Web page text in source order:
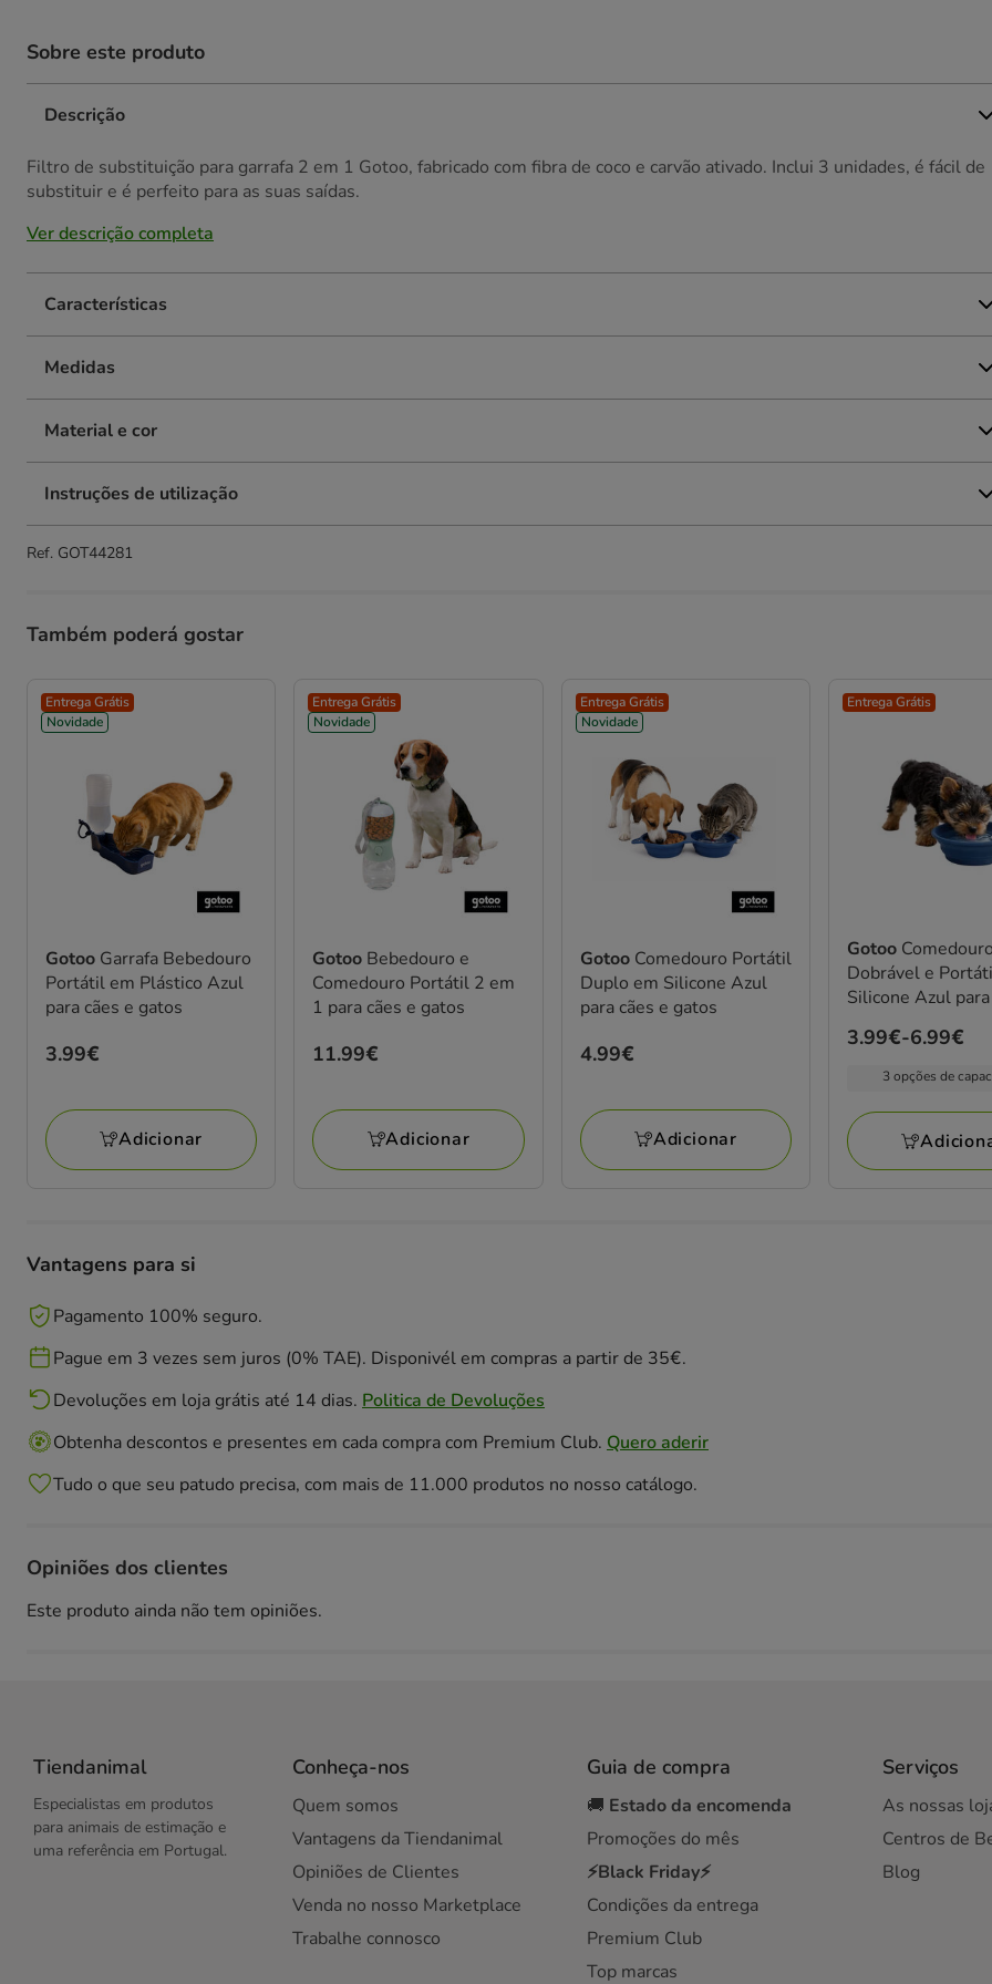
Sobre este produto
Descrição
Filtro de substituição para garrafa 2 em 1 Gotoo, fabricado com fibra de coco e carvão ativado. Inclui 3 unidades, é fácil de
substituir e é perfeito para as suas saídas.
Ver descrição completa
Características
Medidas
Material e cor
Instruções de utilização
Ref. GOT44281
Também poderá gostar
Entrega Grátis
Novidade
Gotoo Garrafa Bebedouro
Portátil em Plástico Azul
para cães e gatos
Preço
3.99€
Adicionar
Entrega Grátis
Novidade
Gotoo Bebedouro e
Comedouro Portátil 2 em
1 para cães e gatos
Preço
11.99€
Adicionar
Entrega Grátis
Novidade
Gotoo Comedouro Portátil
Duplo em Silicone Azul
para cães e gatos
Preço
4.99€
Adicionar
Entrega Grátis
Gotoo Comedouro
Dobrável e
Silicone Azul para
Preço
a
6.99€
3.99€-6.99€
3 opções de
Vantagens para si
Pagamento 100% seguro.
Pague em 3 vezes sem juros (0% TAE). Disponivél em compras a partir de 35€.
Devoluções em loja grátis até 14 dias. Politica de Devoluções
Obtenha descontos e presentes em cada compra com Premium Club. Quero aderir
Tudo o que seu patudo precisa, com mais de 11.000 produtos no nosso catálogo.
Opiniões dos clientes
Este produto ainda não tem opiniões.
Tiendanimal
Especialistas em produtos
para animais de estimação e
uma referência em Portugal.
Conheça-nos
Quem somos
Vantagens da Tiendanimal
Opiniões de Clientes
Venda no nosso Marketplace
Trabalhe connosco
Guia de compra
🚚 Estado da encomenda
Promoções do mês
⚡Black Friday⚡
Condições da entrega
Premium Club
Top marcas
Serviços
As nossas
Centros de
Blog